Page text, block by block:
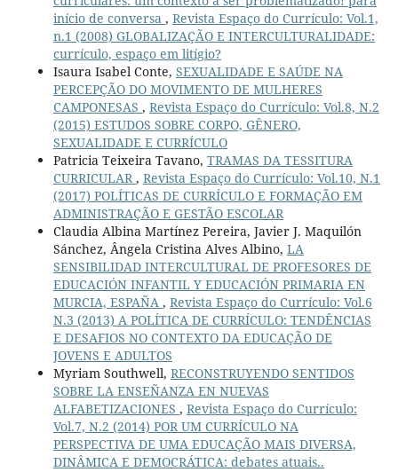
início de conversa , Revista Espaço do Currículo: Vol.1,
n.1 (2008) GLOBALIZAÇÃO E INTERCULTURALIDADE:
currículo, espaço em litígio?
Isaura Isabel Conte, SEXUALIDADE E SAÚDE NA
PERCEPÇÃO DO MOVIMENTO DE MULHERES
CAMPONESAS , Revista Espaço do Currículo: Vol.8, N.2
(2015) ESTUDOS SOBRE CORPO, GÊNERO,
SEXUALIDADE E CURRÍCULO
Patricia Teixeira Tavano, TRAMAS DA TESSITURA
CURRICULAR, Revista Espaço do Currículo: Vol.10, N.1
(2017) POLÍTICAS DE CURRÍCULO E FORMAÇÃO EM
ADMINISTRAÇÃO E GESTÃO ESCOLAR
Claudia Albina Martínez Pereira, Javier J. Maquilón
Sánchez, Ângela Cristina Alves Albino, LA
SENSIBILIDAD INTERCULTURAL DE PROFESORES DE
EDUCACIÓN INFANTIL Y EDUCACIÓN PRIMARIA EN
MURCIA, ESPAÑA , Revista Espaço do Currículo: Vol.6
N.3 (2013) A POLÍTICA DE CURRÍCULO: TENDÊNCIAS
E DESAFIOS NO CONTEXTO DA EDUCAÇÃO DE
JOVENS E ADULTOS
Myriam Southwell, RECONSTRUYENDO SENTIDOS
SOBRE LA ENSEÑANZA EN NUEVAS
ALFABETIZACIONES , Revista Espaço do Currículo:
Vol.7, N.2 (2014) POR UM CURRÍCULO NA
PERSPECTIVA DE UMA EDUCAÇÃO MAIS DIVERSA,
DINÂMICA E DEMOCRÁTICA: debates atuais..